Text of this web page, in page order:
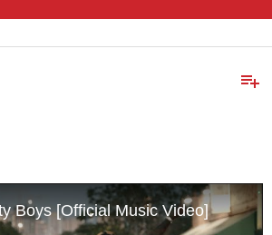
playlist_add
Boys [Official Music Video]